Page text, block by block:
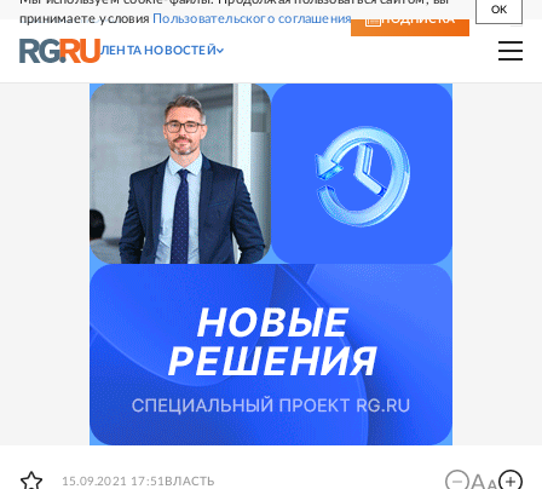
принимаете условия Пользовательского соглашения
OK
СВЕЖИЙ НОМЕР ПОДПИСКА
ЛЕНТА НОВОСТЕЙ
15.09.2021 17:51 ВЛАСТЬ